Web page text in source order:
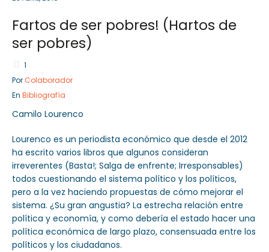
Fartos de ser pobres! (Hartos de
ser pobres)
1
Por Colaborador
En Bibliografía
Camilo Lourenco
Lourenco es un periodista económico que desde el 2012
ha escrito varios libros que algunos consideran
irreverentes (Basta!; Salga de enfrente; Irresponsables)
todos cuestionando el sistema político y los políticos,
pero a la vez haciendo propuestas de cómo mejorar el
sistema. ¿Su gran angustia? La estrecha relación entre
política y economía, y como debería el estado hacer una
política económica de largo plazo, consensuada entre los
políticos y los ciudadanos.